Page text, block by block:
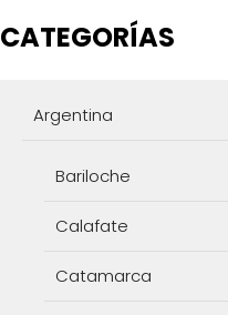
CATEGORÍAS
Argentina
Bariloche
Calafate
Catamarca